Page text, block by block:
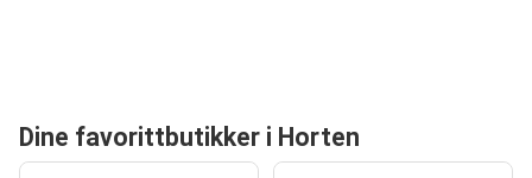
Dine favorittbutikker i Horten